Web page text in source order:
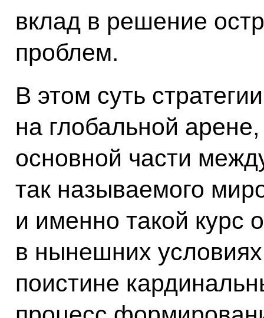
вклад в решение
проблем.
В этом суть
на глобальной
основной части
так называемого
и именно такой курс
в нынешних
поистине